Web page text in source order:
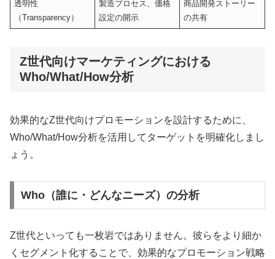
透明性
（Transparency）
製造プロセス、価格
設定の開示
商品開発ストーリー
の共有
Z世代向けマーケティングにおける
Who/What/How分析
効果的なZ世代向けプロモーションを設計するために、
Who/What/How分析を活用してターゲットを明確化しまし
ょう。
Who（誰に・どんなニーズ）の分析
Z世代といっても一枚岩ではありません。彼らをより細か
くセグメント化することで、効果的なプロモーション戦略